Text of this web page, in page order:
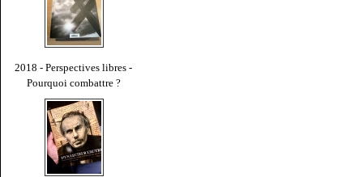
2018 - Perspectives libres -
Pourquoi combattre ?